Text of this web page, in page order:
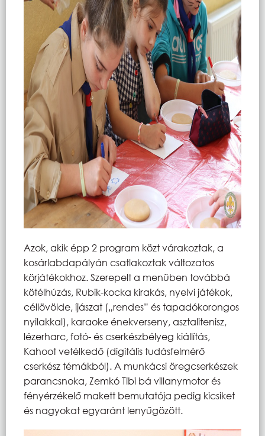
Azok, akik épp 2 program közt várakoztak, a
kosárlabdapályán csatlakoztak változatos
körjátékokhoz. Szerepelt a menüben továbbá
kötélhúzás, Rubik-kocka kirakás, nyelvi játékok,
céllövölde, íjászat („rendes” és tapadókorongos
nyilakkal), karaoke énekverseny, asztalitenisz,
lézerharc, fotó- és cserkészbélyeg kiállítás,
Kahoot vetélkedő (digitális tudásfelmérő
cserkész témákból). A munkácsi öregcserkészek
parancsnoka, Zemkó Tibi bá villanymotor és
fényérzékelő makett bemutatója pedig kicsiket
és nagyokat egyaránt lenyűgözött.